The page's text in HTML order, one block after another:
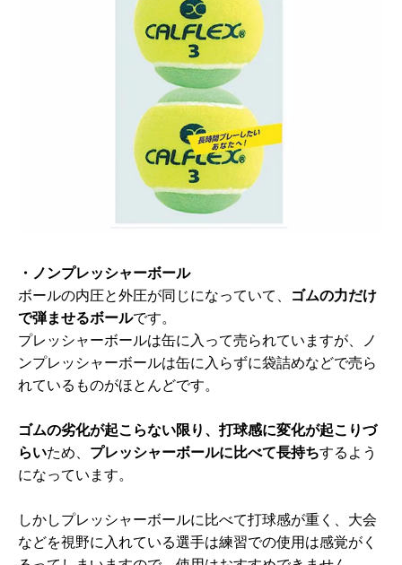
・ノンプレッシャーボール
ボールの内圧と外圧が同じになっていて、
ゴムの力だけ
で弾ませるボールです。
プレッシャーボールは缶に入って売られていますが、ノ
ンプレッシャーボールは缶に入らずに袋詰めなどで売ら
れているものがほとんどです。
ゴムの劣化が起こらない限り、打球感に変化が起こりづ
らいため、 プレッシャーボールに比べて長持ちするよう
になっています。
しかしプレッシャーボールに比べて打球感が重く、大会
などを視野に入れている選手は練習での使用は感覚がく